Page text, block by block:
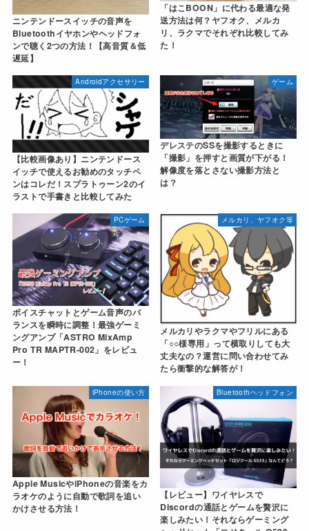
ニンテンドースイッチの音声を
Bluetoothイヤホンやヘッドフォ
ンで聴く2つの方法！【高音質＆低
遅延】
「はこBOON」に代わる最適な発
送方法は何？ヤフオク、メルカ
リ、ラクマでそれぞれ比較してみ
た！
Androidアクセサリー
【比較画像あり】ニンテンドース
イッチで使えるお勧めのタッチペ
ンはコレだ！スプラトゥーン2のイ
ラストで手書きと比較してみた
ゲーム
デレステのSSを撮影するときに
「撮影」を押すと画質が下がる！
解像度を落とさない撮影方法と
は？
PCゲーム
ボイスチャットとゲーム音声のバ
ランスを瞬時に調整！最強ゲーミ
ングアンプ「ASTRO MixAmp
Pro TR MAPTR-002」をレビュ
ー！
メルカリ、ヤフオク等
メルカリやラクマやフリルにある
「○○様専用」って横取りしても大
丈夫なの？運営に問い合わせてみ
たら衝撃的な解答が！
iPhoneの使い方
Apple MusicやiPhoneの音楽をカ
ラオケのように自動で歌詞を追い
かけさせる方法！
Bluetoothヘッドフォン
【レビュー】ワイヤレスで
Discordの通話とゲームを贅沢に
楽しみたい！それならゲーミング